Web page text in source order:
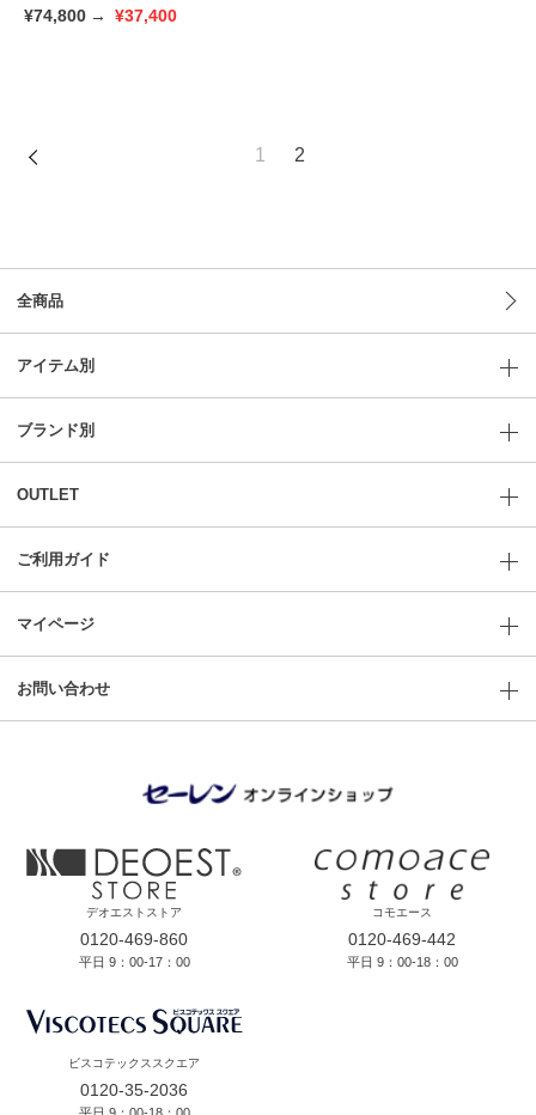
¥74,800 → ¥37,400
1 2
全商品
アイテム別
ブランド別
OUTLET
ご利用ガイド
マイページ
お問い合わせ
デオエストストア
0120-469-860
平日 9：00-17：00
コモエース
0120-469-442
平日 9：00-18：00
ビスコテックススクエア
0120-35-2036